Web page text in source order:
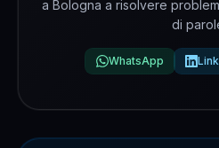
a Bologna a risolvere
di
WhatsApp